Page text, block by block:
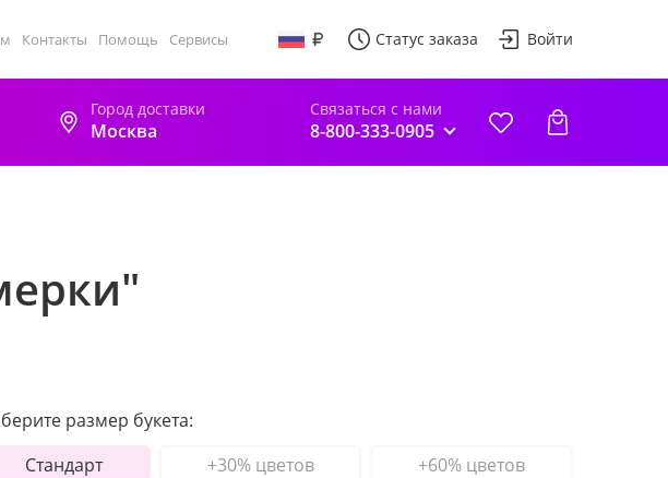
Контакты Помощь Сервисы Статус заказа Войти
Город доставки
Москва
Связаться с нами
8-800-333-0905
размер букета:
Стандарт
+30% цветов +60% цветов